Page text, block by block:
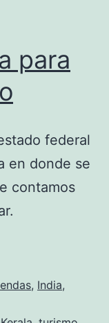
para
federal
en donde se
contamos
, India,